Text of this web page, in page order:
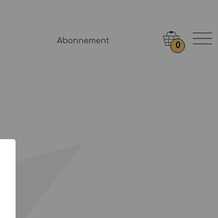
Abonnement
0